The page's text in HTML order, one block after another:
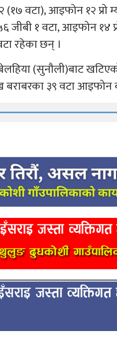
वटा), आइफोन १२ प्रो
जीबी १ वटा, आइफोन १४
रहेका छन् ।
(सुनौली)बाट
३९ वटा आइफोन